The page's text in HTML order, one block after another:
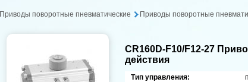
Приводы поворотные пневматические Приводы поворотные
CR160D-F10/F12-27
действия
Тип управления: